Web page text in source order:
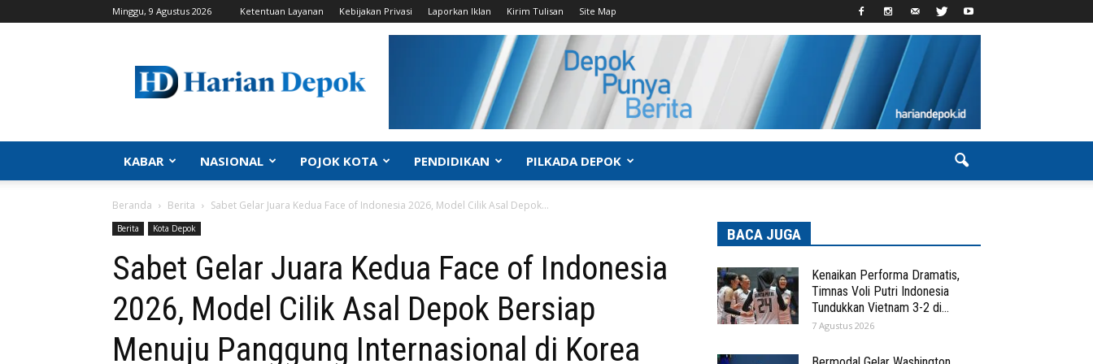
Minggu, 9 Agustus 2026 Ketentuan Layanan Kebijakan Privasi Laporkan Iklan Kirim Tulisan Site Map
Depok
|
Kabar
Depok,
Info
Depok,
Portal
Depok
KABAR NASIONAL POJOK KOTA PENDIDIKAN PILKADA DEPOK
Beranda Berita Sabet Gelar Juara Kedua Face of Indonesia 2026, Model Cilik Asal Depok...
Berita Kota Depok
Sabet Gelar Juara Kedua Face of Indonesia
2026, Model Cilik Asal Depok Bersiap
Menuju Panggung Internasional di Korea
BACA JUGA
Kenaikan Performa Dramatis,
Timnas Voli Putri Indonesia
Tundukkan Vietnam 3-2 di...
7 Agustus 2026